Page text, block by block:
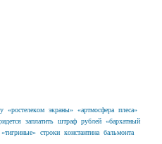
«ростелеком экраны» «артмосфера плеса»
заплатить штраф рублей «бархатный
«тигриные» строки константина бальмонта